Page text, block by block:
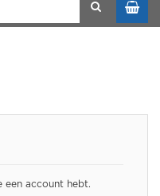
een account hebt.